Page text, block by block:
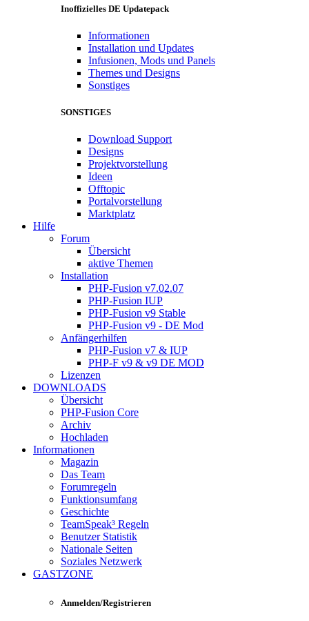
Inoffizielles DE Updatepack
Informationen
Installation und Updates
Infusionen, Mods und Panels
Themes und Designs
Sonstiges
SONSTIGES
Download Support
Designs
Projektvorstellung
Ideen
Offtopic
Portalvorstellung
Marktplatz
Hilfe
Forum
Übersicht
aktive Themen
Installation
PHP-Fusion v7.02.07
PHP-Fusion IUP
PHP-Fusion v9 Stable
PHP-Fusion v9 - DE Mod
Anfängerhilfen
PHP-Fusion v7 & IUP
PHP-F v9 & v9 DE MOD
Lizenzen
DOWNLOADS
Übersicht
PHP-Fusion Core
Archiv
Hochladen
Informationen
Magazin
Das Team
Forumregeln
Funktionsumfang
Geschichte
TeamSpeak³ Regeln
Benutzer Statistik
Nationale Seiten
Soziales Netzwerk
GASTZONE
Anmelden/Registrieren